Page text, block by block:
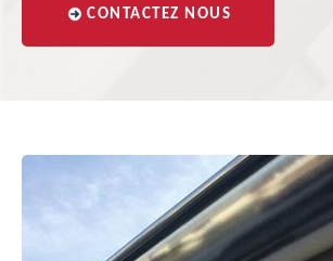
CONTACTEZ NOUS